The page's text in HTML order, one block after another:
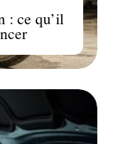
: ce qu’il